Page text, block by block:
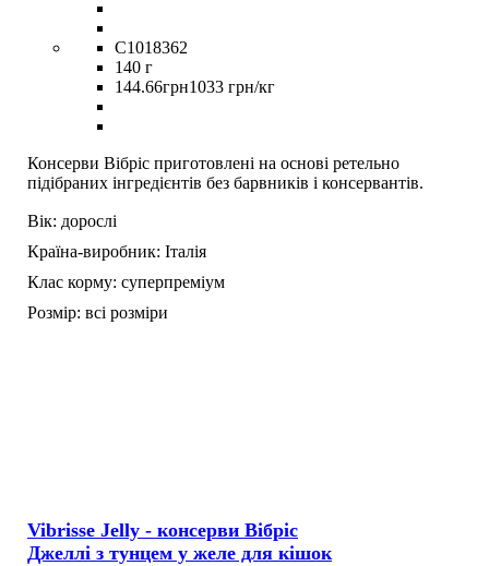
C1018362
140 г
144.66грн1033 грн/кг
Консерви Вібріс приготовлені на основі ретельно
підібраних інгредієнтів без барвників і консервантів.
Вік: дорослі
Країна-виробник: Італія
Клас корму: суперпреміум
Розмір: всі розміри
Vibrisse Jelly - консерви Вібріс
Джеллі з тунцем у желе для кішок